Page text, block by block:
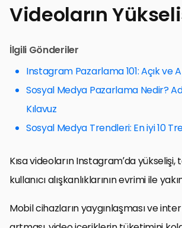
Videoların
İlgili Gönderiler
Instagram Pazarlama 101: Açık ve
Sosyal Medya Pazarlama Nedir?
Kılavuz
Sosyal Medya Trendleri: En iyi 10
Kısa videoların Instagram’da
kullanıcı alışkanlıklarının evrimi ile
Mobil cihazların yaygınlaşması ve